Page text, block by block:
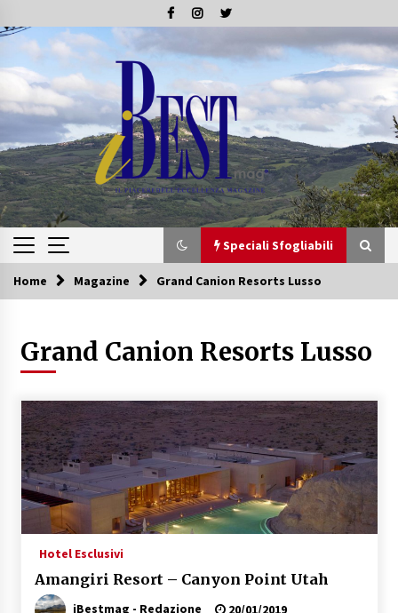
to
content
Speciali Sfogliabili
Speciali Sfogliabili
Speciale – Tesori di Toscana
16/07/2019
Speciale – Cinque Risi Italiani Top
04/03/2019
Speciale Vini Rosè Italiani
31/07/2018
Home Magazine Grand Canion Resorts Lusso
Grand Canion Resorts Lusso
Hotel Esclusivi
Amangiri Resort – Canyon Point Utah
iBestmag - Redazione 20/01/2019